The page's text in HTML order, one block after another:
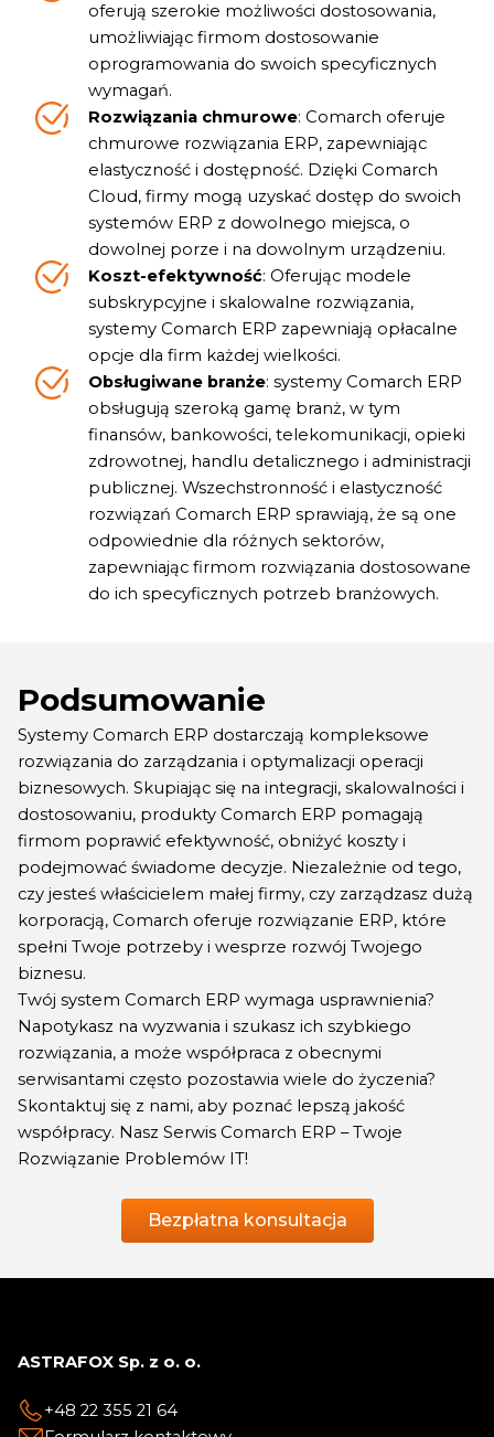
oferują szerokie możliwości dostosowania,
umożliwiając firmom dostosowanie
oprogramowania do swoich specyficznych
wymagań.
Rozwiązania chmurowe: Comarch oferuje
chmurowe rozwiązania ERP, zapewniając
elastyczność i dostępność. Dzięki Comarch
Cloud, firmy mogą uzyskać dostęp do swoich
systemów ERP z dowolnego miejsca, o
dowolnej porze i na dowolnym urządzeniu.
Koszt-efektywność: Oferując modele
subskrypcyjne i skalowalne rozwiązania,
systemy Comarch ERP zapewniają opłacalne
opcje dla firm każdej wielkości.
Obsługiwane branże: systemy Comarch ERP
obsługują szeroką gamę branż, w tym
finansów, bankowości, telekomunikacji, opieki
zdrowotnej, handlu detalicznego i administracji
publicznej. Wszechstronność i elastyczność
rozwiązań Comarch ERP sprawiają, że są one
odpowiednie dla różnych sektorów,
zapewniając firmom rozwiązania dostosowane
do ich specyficznych potrzeb branżowych.
Podsumowanie
Systemy Comarch ERP dostarczają kompleksowe
rozwiązania do zarządzania i optymalizacji operacji
biznesowych. Skupiając się na integracji, skalowalności i
dostosowaniu, produkty Comarch ERP pomagają
firmom poprawić efektywność, obniżyć koszty i
podejmować świadome decyzje. Niezależnie od tego,
czy jesteś właścicielem małej firmy, czy zarządzasz dużą
korporacją, Comarch oferuje rozwiązanie ERP, które
spełni Twoje potrzeby i wesprze rozwój Twojego
biznesu.
Twój system Comarch ERP wymaga usprawnienia?
Napotykasz na wyzwania i szukasz ich szybkiego
rozwiązania, a może współpraca z obecnymi
serwisantami często pozostawia wiele do życzenia?
Skontaktuj się z nami, aby poznać lepszą jakość
współpracy. Nasz Serwis Comarch ERP – Twoje
Rozwiązanie Problemów IT!
Bezpłatna konsultacja
ASTRAFOX Sp. z o. o.
+48 22 355 21 64